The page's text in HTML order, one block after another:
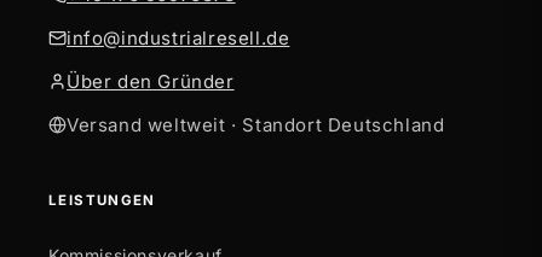
info@industrialresell.de
Über den Gründer
Versand weltweit · Standort Deutschland
LEISTUNGEN